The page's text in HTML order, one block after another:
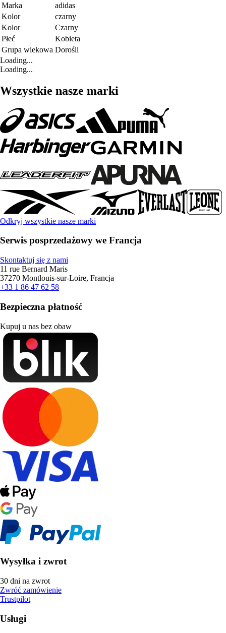
Marka
adidas
Kolor
czarny
Kolor
Czarny
Płeć
Kobieta
Grupa wiekowa Dorośli
Loading...
Loading...
Wszystkie nasze marki
Odkryj wszystkie nasze marki
Serwis posprzedażowy we Francja
Skontaktuj się z nami
11 rue Bernard Maris
37270 Montlouis-sur-Loire, Francja
+33 1 86 47 62 58
Bezpieczna płatność
Kupuj u nas bez obaw
Wysyłka i zwrot
30 dni na zwrot
Zwróć zamówienie
Trustpilot
Usługi